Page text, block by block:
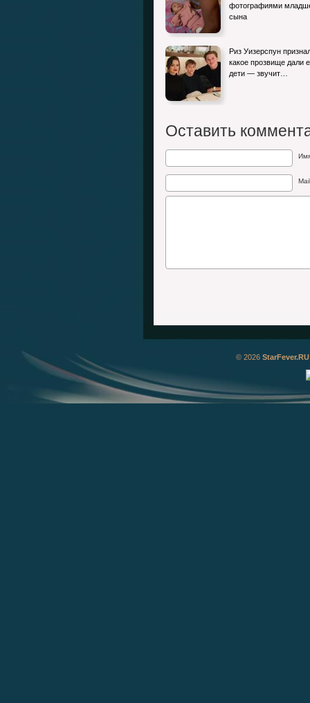
фотографиями
сына
Риз Уизерспун
какое прозвище дали
дети — звучит…
Оставить
© 2026 StarFever.RU